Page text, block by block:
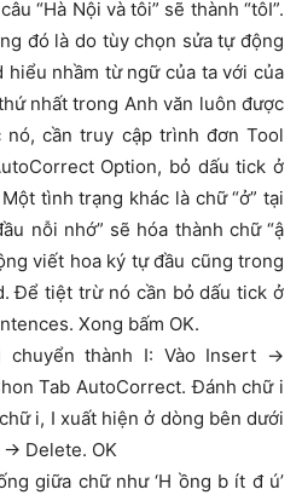
“Hà Nội và tôi” sẽ thành “tôI”.
đó là do tùy chọn sửa tự động
hiểu nhầm từ ngữ của ta với của
nhất trong Anh văn luôn được
nó, cần truy cập trình đơn Tool
Option, bỏ dấu tick ở
tình trạng khác là chữ “ở” tại
nỗi nhớ” sẽ hóa thành chữ “ậ
viết hoa ký tự đầu cũng trong
Để tiệt trừ nó cần bỏ dấu tick ở
Xong bấm OK.
thành I: Vào Insert ->
Tab AutoCorrect. Đánh chữ i
i, I xuất hiện ở dòng bên dưới
> Delete. OK
giữa chữ như ‘H ồng b ít đ ú’